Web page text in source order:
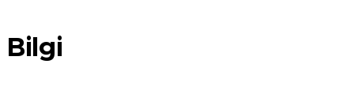
Bilgi